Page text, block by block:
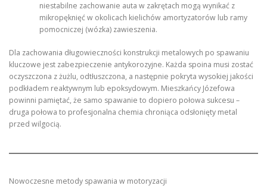
niestabilne zachowanie auta w zakrętach mogą wynikać z
mikropęknięć w okolicach kielichów amortyzatorów lub ramy
pomocniczej (wózka) zawieszenia.
Dla zachowania długowieczności konstrukcji metalowych po spawaniu
kluczowe jest zabezpieczenie antykorozyjne. Każda spoina musi zostać
oczyszczona z żużlu, odtłuszczona, a następnie pokryta wysokiej jakości
podkładem reaktywnym lub epoksydowym. Mieszkańcy Józefowa
powinni pamiętać, że samo spawanie to dopiero połowa sukcesu –
druga połowa to profesjonalna chemia chroniąca odsłonięty metal
przed wilgocią.
Nowoczesne metody spawania w motoryzacji